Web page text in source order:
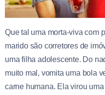
Que tal uma morta-viva com
marido são corretores de
uma filha adolescente. Do
muito mal, vomita uma bola
carne humana. Ela virou